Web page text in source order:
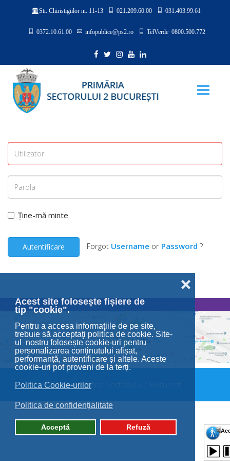
Acest site folosește fișiere de
tip "cookie".
Pentru a accesa informaţiile de pe site,
trebuie să acceptaţi politica de cookie. Site-
ul nostru folosește cookie-uri pentru
personalizarea conținutului afișat,
performanță, autentificare și altele. Aceste
cookie-uri pot proveni de la terți.
Politica Cookie-urilor
Politica de confidențialitate
Acceptă Refuză
❌
Str. Chiristigiilor nr. 11-13 021.209.60.00 031.403.99.61
0372.10.61.00 infopublice@ps2.ro TelVerde 0800.500.772
Ține-mă minte
Autentificare Forgot Username or Password ?
© 2026 Primăria Sectorului 2 București.